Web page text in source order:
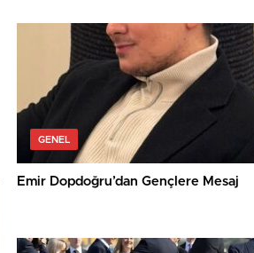
GENEL
Emir Dopdoğru’dan Gençlere Mesaj